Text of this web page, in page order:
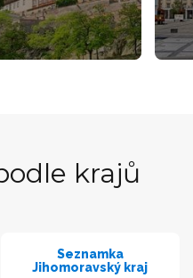
krajů
Seznamka
Jihomoravský kraj